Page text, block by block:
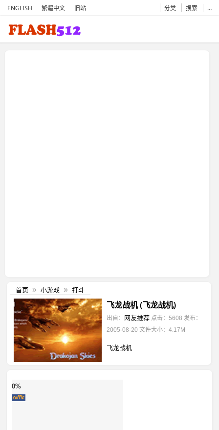
ENGLISH 繁體中文 旧站 分类 搜索 …
首页 » 小游戏 » 打斗
飞龙战机 (飞龙战机)
出自： 网友推荐 点击：5608 发布：
2005-08-20 文件大小：4.17M
飞龙战机
0%